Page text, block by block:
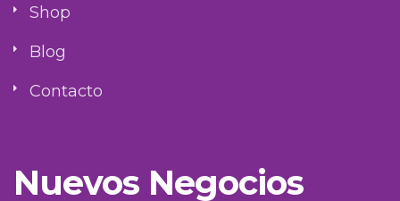
Shop
Blog
Contacto
Nuevos Negocios